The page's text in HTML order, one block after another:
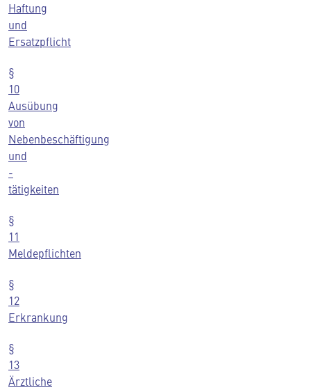
Haftung
und
Ersatzpflicht
§
10
Ausübung
von
Nebenbeschäftigung
und
-
tätigkeiten
§
11
Meldepflichten
§
12
Erkrankung
§
13
Ärztliche